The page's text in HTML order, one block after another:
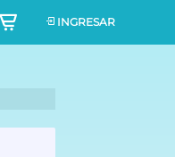
INGRESAR